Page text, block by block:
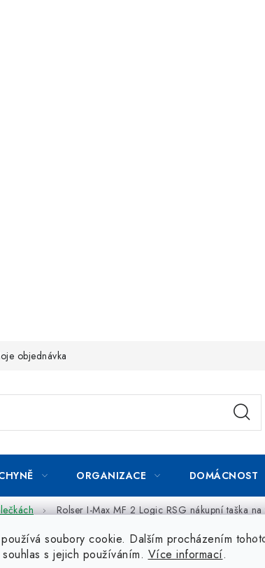
soubory cookie. Dalším procházením
s jejich používáním. Více informací.
objednávka
ORGANIZACE DOMÁCNOST
Rolser I-Max MF 2 Logic RSG nákupní taška